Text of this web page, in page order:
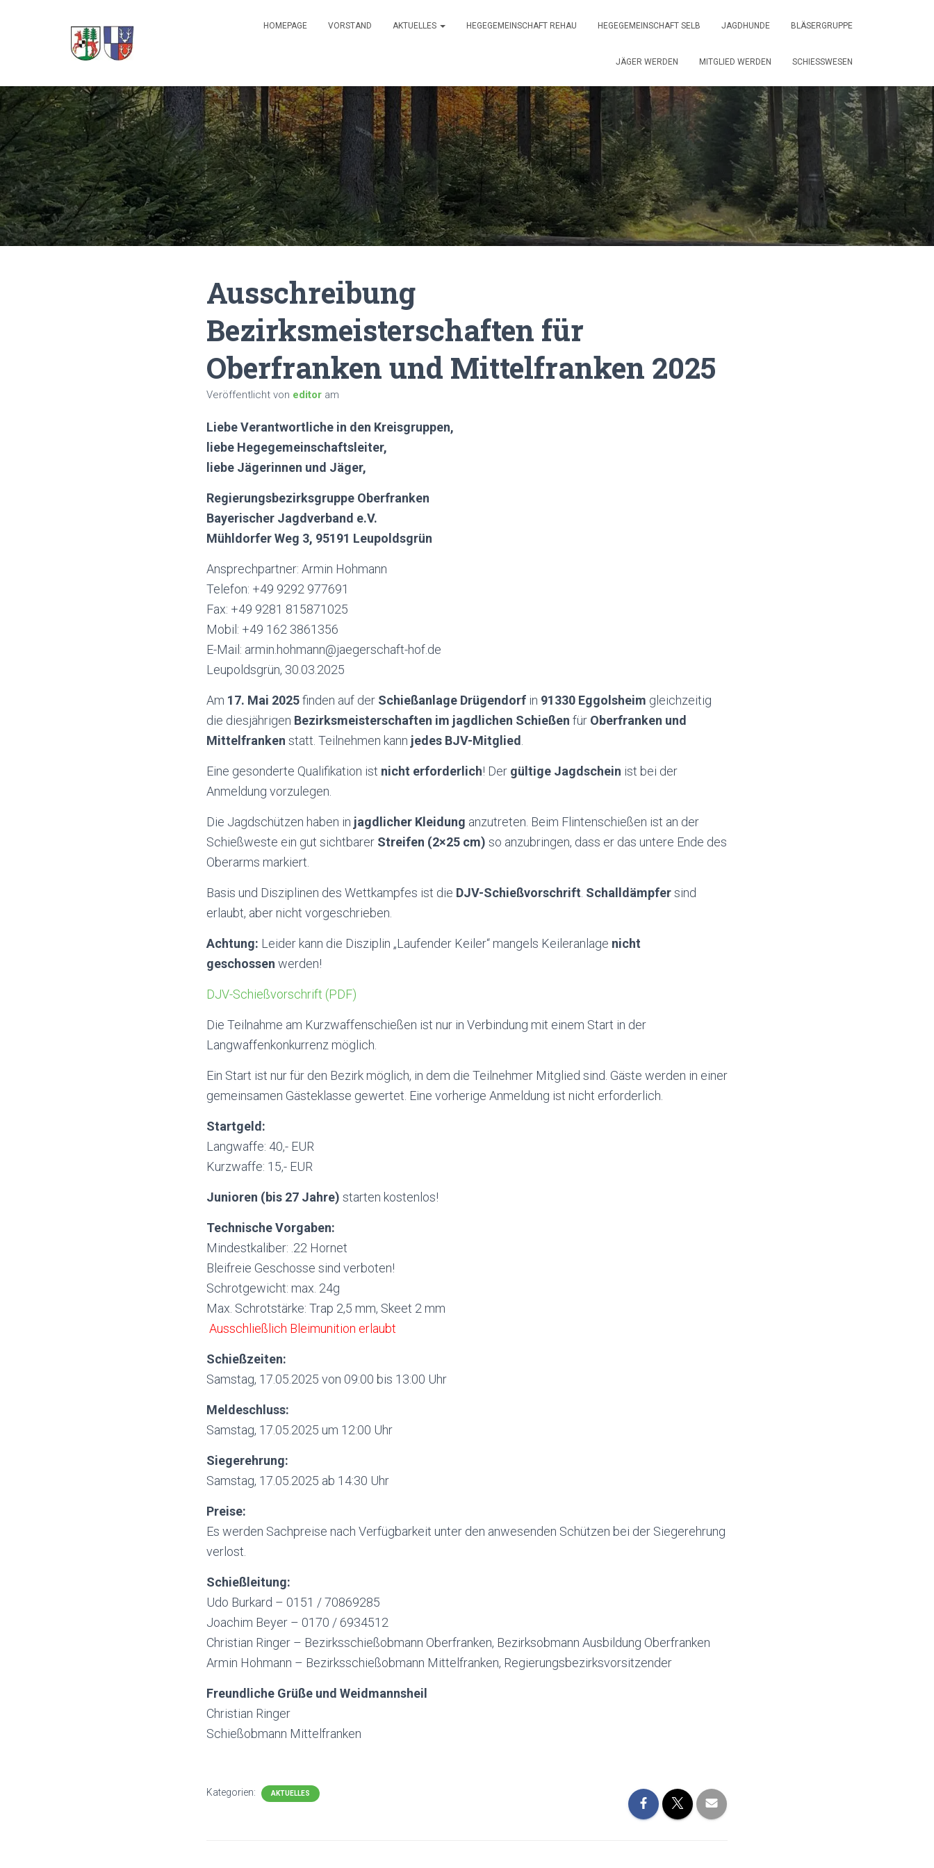
HOMEPAGE VORSTAND AKTUELLES HEGEGEMEINSCHAFT REHAU HEGEGEMEINSCHAFT SELB JAGDHUNDE BLÄSERGRUPPE
JÄGER WERDEN MITGLIED WERDEN SCHIESSWESEN
Ausschreibung
Bezirksmeisterschaften für
Oberfranken und Mittelfranken 2025
Veröffentlicht von editor am
Liebe Verantwortliche in den Kreisgruppen,
liebe Hegegemeinschaftsleiter,
liebe Jägerinnen und Jäger,
Regierungsbezirksgruppe Oberfranken
Bayerischer Jagdverband e.V.
Mühldorfer Weg 3, 95191 Leupoldsgrün
Ansprechpartner: Armin Hohmann
Telefon: +49 9292 977691
Fax: +49 9281 815871025
Mobil: +49 162 3861356
E-Mail: armin.hohmann@jaegerschaft-hof.de
Leupoldsgrün, 30.03.2025
Am 17. Mai 2025finden auf der Schießanlage Drügendorf in 91330 Eggolsheim gleichzeitig
die diesjährigen Bezirksmeisterschaften im jagdlichen Schießen für Oberfranken und
Mittelfranken statt. Teilnehmen kann jedes BJV-Mitglied
Eine gesonderte Qualifikation ist nicht erforderlich! Der gültige Jagdschein ist bei der
Anmeldung vorzulegen.
Die Jagdschützen haben in jagdlicher Kleidung anzutreten. Beim Flintenschießen ist an der
Schießweste ein gut sichtbarer Streifen (2×25 cm) so anzubringen, dass er das untere Ende des
Oberarms markiert.
Basis und Disziplinen des Wettkampfes ist die DJV-Schießvorschrift Schalldämpfersind
erlaubt, aber nicht vorgeschrieben.
Achtung: Leider kann die Disziplin „Laufender Keiler“ mangels Keileranlage nicht
geschossen werden!
DJV-Schießvorschrift (PDF)
Die Teilnahme am Kurzwaffenschießen ist nur in Verbindung mit einem Start in der
Langwaffenkonkurrenz möglich.
Ein Start ist nur für den Bezirk möglich, in dem die Teilnehmer Mitglied sind. Gäste werden in einer
gemeinsamen Gästeklasse gewertet. Eine vorherige Anmeldung ist nicht erforderlich.
Startgeld:
Langwaffe: 40,- EUR
Kurzwaffe: 15,- EUR
Junioren (bis 27 Jahre) starten kostenlos!
Technische Vorgaben:
Mindestkaliber: .22 Hornet
Bleifreie Geschosse sind verboten!
Schrotgewicht: max. 24g
Max. Schrotstärke: Trap 2,5 mm, Skeet 2 mm
Ausschließlich Bleimunition erlaubt
Schießzeiten:
Samstag, 17.05.2025 von 09:00 bis 13:00 Uhr
Meldeschluss:
Samstag, 17.05.2025 um 12:00 Uhr
Siegerehrung:
Samstag, 17.05.2025 ab 14:30 Uhr
Preise:
Es werden Sachpreise nach Verfügbarkeit unter den anwesenden Schützen bei der Siegerehrung
verlost.
Schießleitung:
Udo Burkard – 0151 / 70869285
Joachim Beyer – 0170 / 6934512
Christian Ringer – Bezirksschießobmann Oberfranken, Bezirksobmann Ausbildung Oberfranken
Armin Hohmann – Bezirksschießobmann Mittelfranken, Regierungsbezirksvorsitzender
Freundliche Grüße und Weidmannsheil
Christian Ringer
Schießobmann Mittelfranken
Kategorien: AKTUELLES